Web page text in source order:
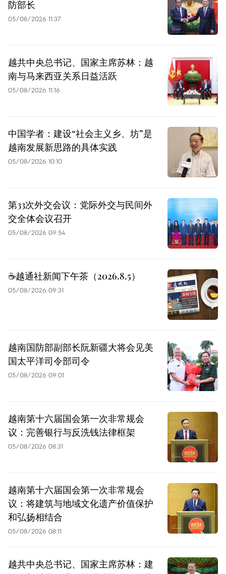
防部长
05/08/2026 11:37
越共中央总书记、国家主席苏林：越
南与马来西亚关系日益活跃
05/08/2026 11:16
中国学者：建设“社会主义乡、坊”是
越南发展新思路的具体实践
05/08/2026 10:10
第33次外交会议：党际外交与民间外
交全体会议召开
05/08/2026 09:54
☕️越通社新闻下午茶（2026.8.5）
05/08/2026 09:31
越南国防部副部长阮新疆大将会见美
国太平洋司令部司令
05/08/2026 09:01
越南第十六届国会第一次非常规会
议：完善银行与反洗钱法律框架
05/08/2026 08:31
越南第十六届国会第一次非常规会
议：将建筑与地域文化遗产价值保护
和弘扬相结合
05/08/2026 08:11
越共中央总书记、国家主席苏林：建